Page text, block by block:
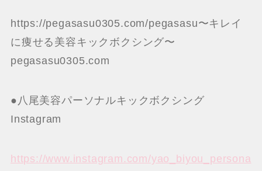
https://pegasasu0305.com/pegasasu〜キレイ
に痩せる美容キックボクシング〜
pegasasu0305.com
●八尾美容パーソナルキックボクシング
Instagram
https://www.instagram.com/yao_biyou_persona